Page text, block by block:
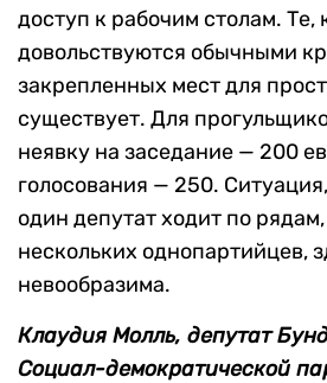
доступ к рабочим столам. Те,
довольствуются обычными
закрепленных мест для
существует. Для
неявку на заседание — 200
голосования — 250.
один депутат ходит по рядам,
нескольких однопартийцев,
невообразима.
Клаудия Молль, депутат
Социал-демократической